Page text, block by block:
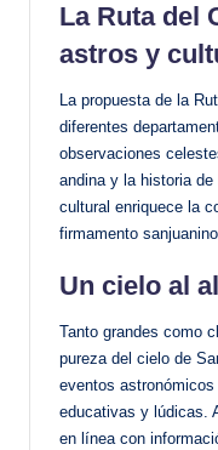
La Ruta del
astros y
La propuesta de la
diferentes
observaciones
andina y la historia
cultural enriquece la
firmamento
Un cielo al
Tanto grandes como
pureza del cielo de
eventos
educativas y lúdicas.
en línea con